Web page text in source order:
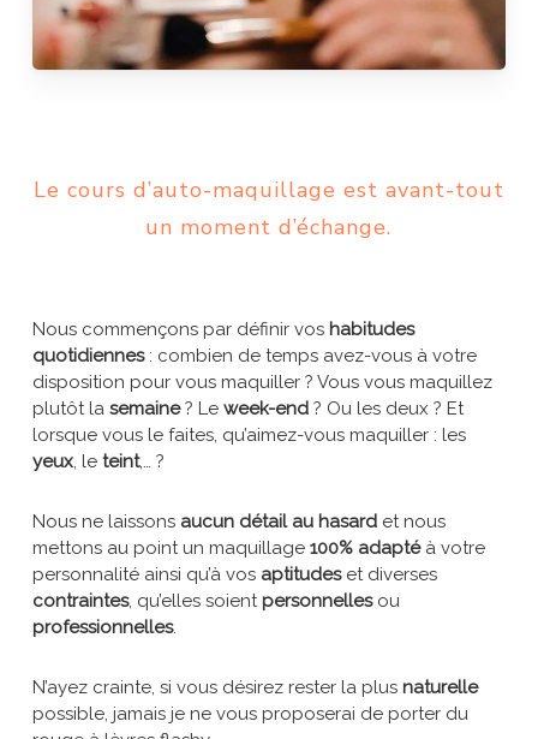
Le cours d’auto-maquillage est avant-tout
un moment d’échange.
Nous commençons par définir vos habitudes
quotidiennes: combien de temps avez-vous à votre
disposition pour vous maquiller ? Vous vous maquillez
plutôt lasemaine? Le week-end ? Ou les deux ? Et
lorsque vous le faites, qu’aimez-vous maquiller : les
yeux, leteint,… ?
Nous ne laissons aucun détail au hasard et nous
mettons au point un maquillage 100% adaptéà votre
personnalité ainsi qu’à vos aptitudeset diverses
contraintes, qu’elles soient personnellesou
professionnelles.
N’ayez crainte, si vous désirez rester la plus naturelle
possible, jamais je ne vous proposerai de porter du